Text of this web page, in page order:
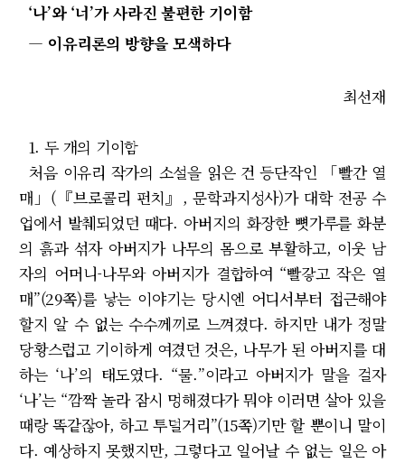
‘나’와 ‘너’가 사라진 불편한 기이함
― 이유리론의 방향을 모색하다
최선재
1. 두 개의 기이함
처음 이유리 작가의 소설을 읽은 건 등단작인 「빨간 열
매」(『브로콜리 펀치』, 문학과지성사)가 대학 전공 수
업에서 발췌되었던 때다. 아버지의 화장한 뼛가루를 화분
의 흙과 섞자 아버지가 나무의 몸으로 부활하고, 이웃 남
자의 어머니-나무와 아버지가 결합하여 “빨갛고 작은 열
매”(29쪽)를 낳는 이야기는 당시엔 어디서부터 접근해야
할지 알 수 없는 수수께끼로 느껴졌다. 하지만 내가 정말
당황스럽고 기이하게 여겼던 것은, 나무가 된 아버지를 대
하는 ‘나’의 태도였다. “물.”이라고 아버지가 말을 걸자
‘나’는 “깜짝 놀라 잠시 멍해졌다가 뭐야 이러면 살아 있을
때랑 똑같잖아, 하고 투덜거리”(15쪽)기만 할 뿐이니 말이
다. 예상하지 못했지만, 그렇다고 일어날 수 없는 일은 아